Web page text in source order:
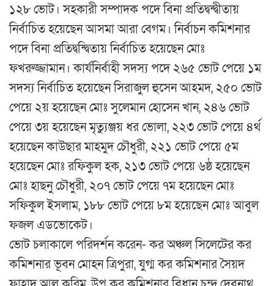
১২৮ ভোট। সহকারী সম্পাদক পদে বিনা প্রতিদ্বন্দ্বীতায়
নির্বাচিত হয়েছেন আসমা আরা বেগম। নির্বাচন কমিশনার
পদে বিনা প্রতিদ্বন্দ্বিতায় নির্বাচিত হয়েছেন মোঃ
ফখরুজ্জামান। কার্যনির্বাহী সদস্য পদে ২৬৫ ভোট পেয়ে ১ম
সদস্য নির্বাচিত হয়েছেন সিরাজুল হুসেন আহমদ, ২৫০ ভোট
পেয়ে ২য় হয়েছেন মোঃ সুলেমান হোসেন খান, ২৪৬ ভোট
পেয়ে ৩য় হয়েছেন মৃত্যুঞ্জয় ধর ভোলা, ২২৩ ভোট পেয়ে ৪র্থ
হয়েছেন কাউছার মাহমুদ চৌধুরী, ২২১ ভোট পেয়ে ৫ম
হয়েছেন মোঃ রফিকুল হক, ২১৩ ভোট পেয়ে ৬ষ্ঠ হয়েছেন
মোঃ হাছনু চৌধুরী, ২০৭ ভোট পেয়ে ৭ম হয়েছেন মোঃ
সফিকুল ইসলাম, ১৮৮ ভোট পেয়ে ৮ম হয়েছেন মোঃ আবুল
ফজল এডভোকেট।
ভোট চলাকালে পরিদর্শন করেন- কর অঞ্চল সিলেটের কর
কমিশনার ভূবন মোহন ত্রিপুরা, যুগ্ম কর কমিশনার সৈয়দ